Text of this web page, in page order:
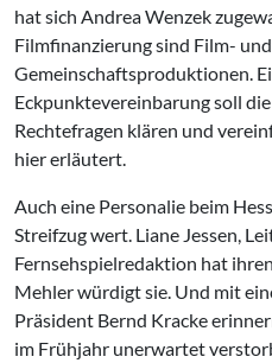
hat sich Andrea Wenzek
Filmfinanzierung sind Film-
Gemeinschaftsproduktionen.
Eckpunktevereinbarung soll
Rechtefragen klären und
hier erläutert.
Auch eine Personalie beim
Streifzug wert. Liane Jessen,
Fernsehspielredaktion hat
Mehler würdigt sie. Und mit
Präsident Bernd Kracke
im Frühjahr unerwartet